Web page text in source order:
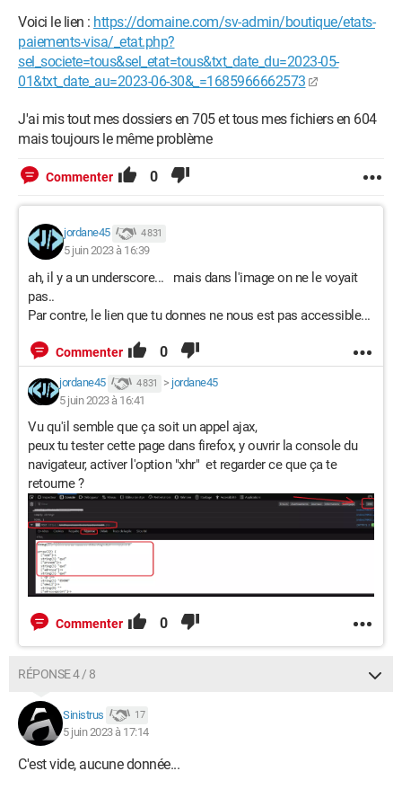
Voici le lien : https://domaine.com/sv-admin/boutique/etats-
paiements-visa/_etat.php?
sel_societe=tous&sel_etat=tous&txt_date_du=2023-05-
01&txt_date_au=2023-06-30&_=1685966662573
J'ai mis tout mes dossiers en 705 et tous mes fichiers en 604
mais toujours le même problème
Commenter 0
jordane45 4 831
5 juin 2023 à 16:39
ah, il y a un underscore... mais dans l'image on ne le voyait
pas..
Par contre, le lien que tu donnes ne nous est pas accessible...
Commenter 0
jordane45 4 831 > jordane45
5 juin 2023 à 16:41
Vu qu'il semble que ça soit un appel ajax,
peux tu tester cette page dans firefox, y ouvrir la console du
navigateur, activer l'option "xhr" et regarder ce que ça te
retourne ?
Commenter 0
RÉPONSE 4 / 8
Sinistrus 17
5 juin 2023 à 17:14
C'est vide, aucune donnée...